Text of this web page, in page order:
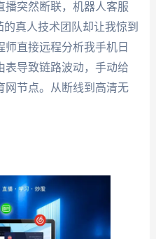
播突然断联，机器人客服
真人技术团队却让我惊到
直接远程分析我手机日
表导致链路波动，手动给
网节点。从断线到高清无